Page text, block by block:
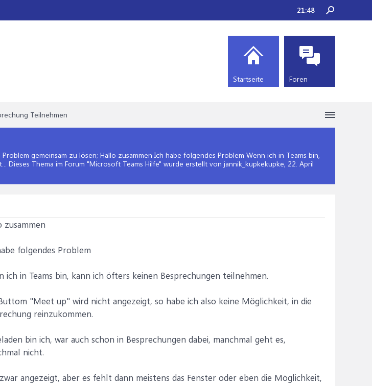
Teilnehmen
Problem gemeinsam zu lösen; Hallo zusammen Ich habe folgendes Problem Wenn ich in Teams bin,
Dieses Thema im Forum "Microsoft Teams Hilfe" wurde erstellt von jannik_kupkekupke, 22. April
zusammen
folgendes Problem
ich in Teams bin, kann ich öfters keinen Besprechungen teilnehmen.
"Meet up" wird nicht angezeigt, so habe ich also keine Möglichkeit, in die
reinzukommen.
bin ich, war auch schon in Besprechungen dabei, manchmal geht es,
nicht.
angezeigt, aber es fehlt dann meistens das Fenster oder eben die Möglichkeit,
21:48
Startseite Foren